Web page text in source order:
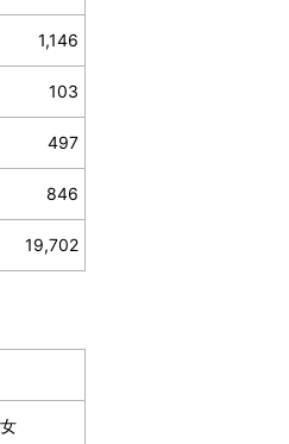
1,146
103
497
846
19,702
女